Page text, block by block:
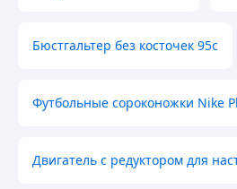
Бюстгальтер без косточек 95с
Футбольные сороконожки Nike
Двигатель с редуктором для